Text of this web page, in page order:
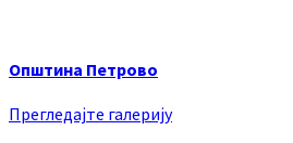
Општина Петрово
Прегледајте галерију